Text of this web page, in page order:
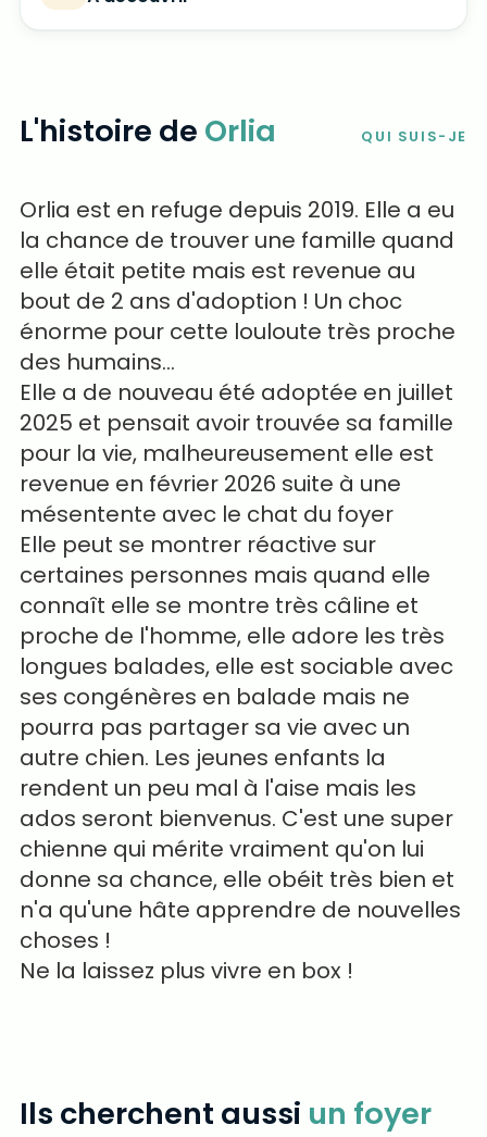
L'histoire de Orlia QUI SUIS-JE
Orlia est en refuge depuis 2019. Elle a eu
la chance de trouver une famille quand
elle était petite mais est revenue au
bout de 2 ans d'adoption ! Un choc
énorme pour cette louloute très proche
des humains…
Elle a de nouveau été adoptée en juillet
2025 et pensait avoir trouvée sa famille
pour la vie, malheureusement elle est
revenue en février 2026 suite à une
mésentente avec le chat du foyer
Elle peut se montrer réactive sur
certaines personnes mais quand elle
connaît elle se montre très câline et
proche de l'homme, elle adore les très
longues balades, elle est sociable avec
ses congénères en balade mais ne
pourra pas partager sa vie avec un
autre chien. Les jeunes enfants la
rendent un peu mal à l'aise mais les
ados seront bienvenus. C'est une super
chienne qui mérite vraiment qu'on lui
donne sa chance, elle obéit très bien et
n'a qu'une hâte apprendre de nouvelles
choses !
Ne la laissez plus vivre en box !
Ils cherchent aussi un foyer